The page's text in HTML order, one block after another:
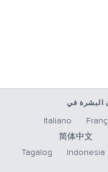
البشرة في
Italiano
简体中文
Indonesia
Tagalog